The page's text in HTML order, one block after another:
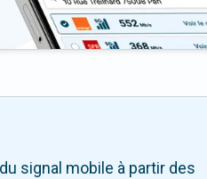
signal mobile à partir des